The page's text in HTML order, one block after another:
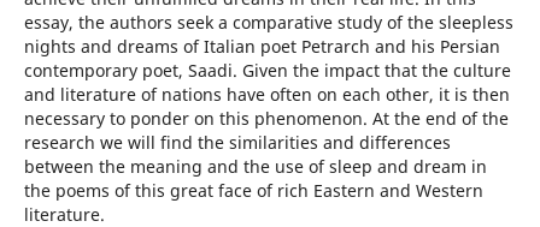
essay, the authors seek a comparative study of the sleepless
nights and dreams of Italian poet Petrarch and his Persian
contemporary poet, Saadi. Given the impact that the culture
and literature of nations have often on each other, it is then
necessary to ponder on this phenomenon. At the end of the
research we will find the similarities and differences
between the meaning and the use of sleep and dream in
the poems of this great face of rich Eastern and Western
literature.